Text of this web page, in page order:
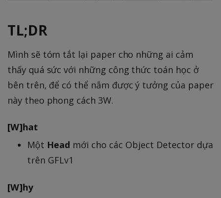
TL;DR
Mình sẽ tóm tắt lại paper cho những ai cảm
thấy quá sức với những công thức toán học ở
bên trên, để có thể nắm được ý tưởng của paper
này theo phong cách 3W.
[W]hat
Một Head mới cho các Object Detector dựa
trên GFLv1
[W]hy